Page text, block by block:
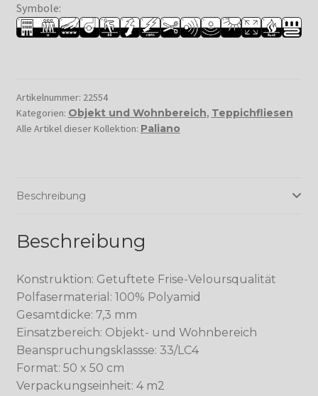
Symbole:
Artikelnummer: 22554
Kategorien: Objekt und Wohnbereich, Teppichfliesen
Alle Artikel dieser Kollektion: Paliano
Beschreibung
Beschreibung
Konstruktion: Getuftete Frise-Veloursqualität
Polfasermaterial: 100% Polyamid
Gesamtdicke: 7,3 mm
Einsatzbereich: Objekt- und Wohnbereich
Beanspruchungsklassse: 33/LC4
Format: 50 x 50 cm
Verpackungseinheit: 4 m2